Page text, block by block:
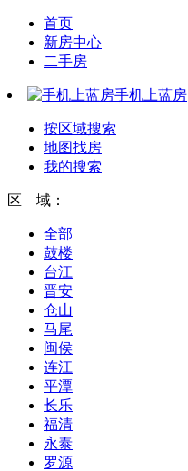
首页
新房中心
二手房
手机上蓝房
按区域搜索
地图找房
我的搜索
区 域：
全部
鼓楼
台江
晋安
仓山
马尾
闽侯
连江
平潭
长乐
福清
永泰
罗源